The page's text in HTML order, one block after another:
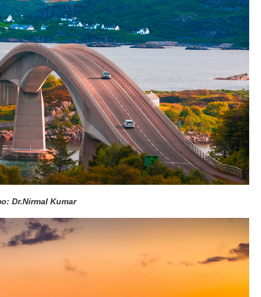
Dr.Nirmal Kumar